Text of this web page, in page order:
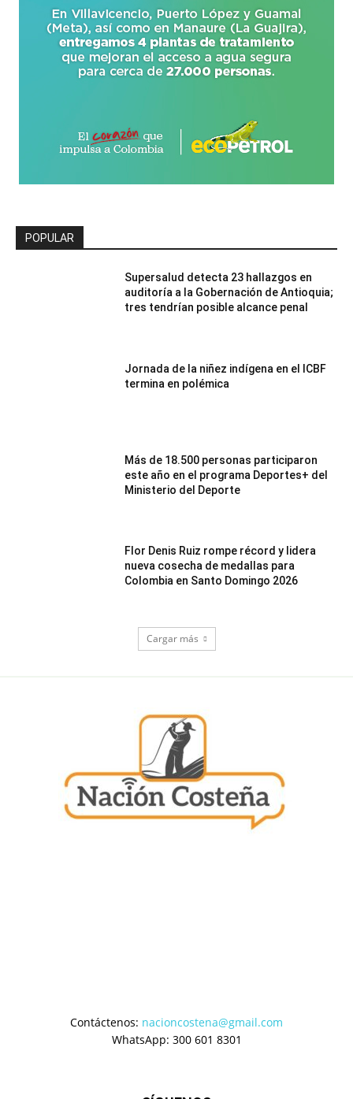
POPULAR
Supersalud detecta 23 hallazgos en
auditoría a la Gobernación de Antioquia;
tres tendrían posible alcance penal
Jornada de la niñez indígena en el ICBF
termina en polémica
Más de 18.500 personas participaron
este año en el programa Deportes+ del
Ministerio del Deporte
Flor Denis Ruiz rompe récord y lidera
nueva cosecha de medallas para
Colombia en Santo Domingo 2026
Cargar más
Contáctenos: nacioncostena@gmail.com
WhatsApp: 300 601 8301